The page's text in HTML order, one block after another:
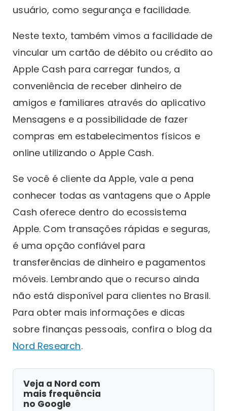
usuário, como segurança e facilidade.
Neste texto, também vimos a facilidade de
vincular um cartão de débito ou crédito ao
Apple Cash para carregar fundos, a
conveniência de receber dinheiro de
amigos e familiares através do aplicativo
Mensagens e a possibilidade de fazer
compras em estabelecimentos físicos e
online utilizando o Apple Cash.
Se você é cliente da Apple, vale a pena
conhecer todas as vantagens que o Apple
Cash oferece dentro do ecossistema
Apple. Com transações rápidas e seguras,
é uma opção confiável para
transferências de dinheiro e pagamentos
móveis. Lembrando que o recurso ainda
não está disponível para clientes no Brasil.
Para obter mais informações e dicas
sobre finanças pessoais, confira o blog da
Nord Research.
Veja a Nord com
mais frequência
no Google